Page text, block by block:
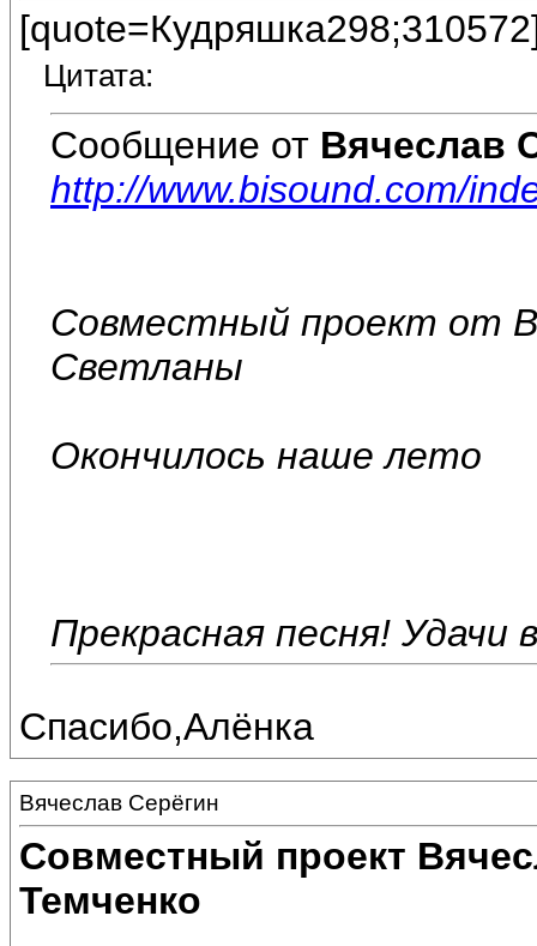
Цитата:
Сообщение от Вячеслав
http://www.bisound.com/
Совместный проект от
Светланы
Окончилось наше лето
Прекрасная песня! Удачи
Спасибо,Алёнка
Вячеслав Серёгин
Совместный проект
Темченко